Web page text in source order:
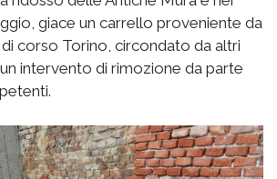
giace un carrello proveniente da
corso Torino, circondato da altri
intervento di rimozione da parte